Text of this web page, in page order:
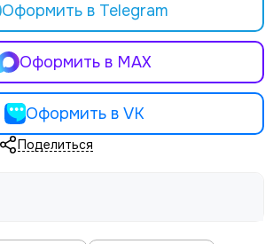
Оформить в Telegram
Оформить в MAX
Оформить в VK
Поделиться